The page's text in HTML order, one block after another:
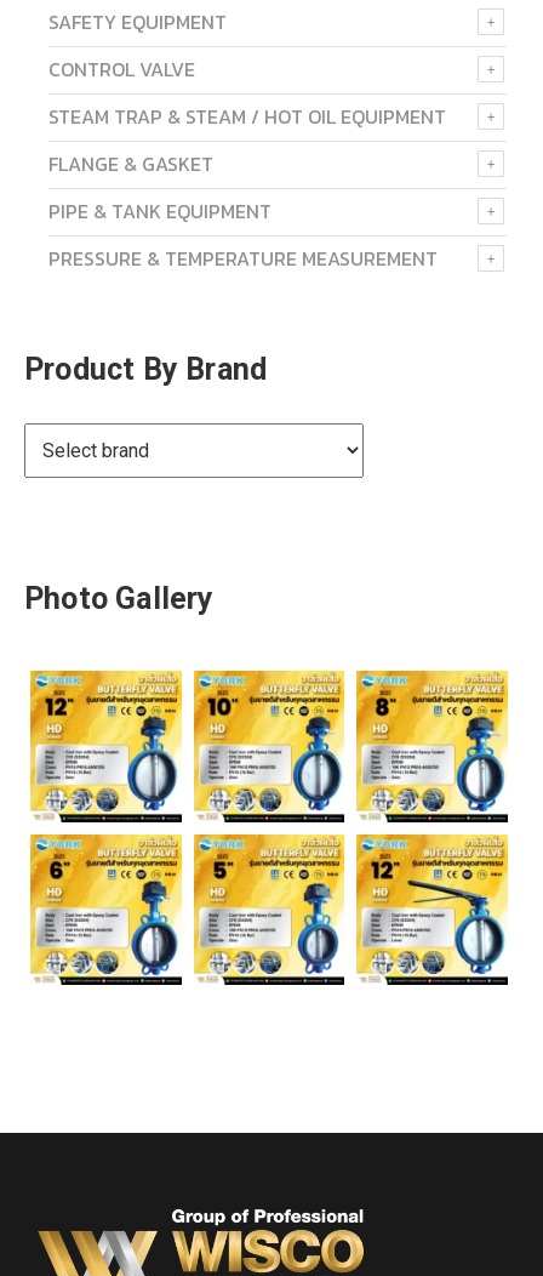
SAFETY EQUIPMENT
CONTROL VALVE
STEAM TRAP & STEAM / HOT OIL EQUIPMENT
FLANGE & GASKET
PIPE & TANK EQUIPMENT
PRESSURE & TEMPERATURE MEASUREMENT
Product By Brand
Photo Gallery